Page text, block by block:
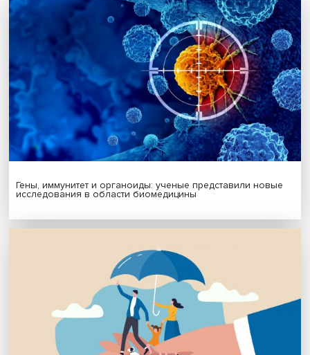
Подпишись на наши новости:
Подписаться
Я согласен на обработку
персональных данных